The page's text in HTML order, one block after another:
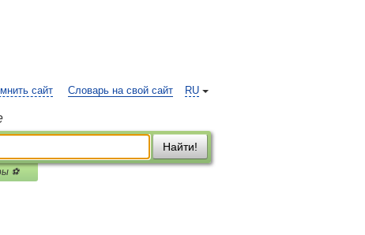
RU
сайт Словарь на свой сайт
Найти!
⚽